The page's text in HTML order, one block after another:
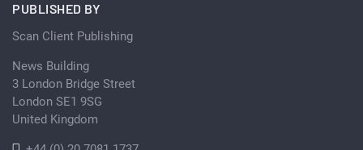
PUBLISHED BY
Scan Client Publishing
News Building
3 London Bridge Street
London SE1 9SG
United Kingdom